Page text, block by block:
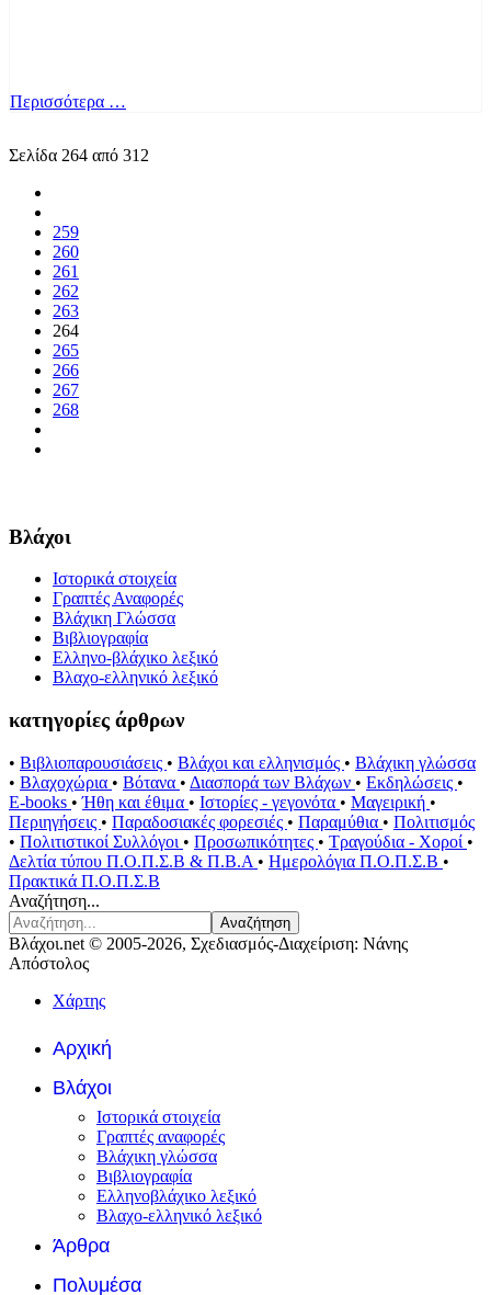
Περισσότερα …
Σελίδα 264 από 312
259
260
261
262
263
264
265
266
267
268
Βλάχοι
Ιστορικά στοιχεία
Γραπτές Αναφορές
Βλάχικη Γλώσσα
Βιβλιογραφία
Ελληνο-βλάχικο λεξικό
Βλαχο-ελληνικό λεξικό
κατηγορίες άρθρων
• Βιβλιοπαρουσιάσεις • Βλάχοι και ελληνισμός • Βλάχικη γλώσσα
• Βλαχοχώρια • Βότανα • Διασπορά των Βλάχων • Εκδηλώσεις •
E-books •Ήθη και έθιμα • Ιστορίες - γεγονότα • Μαγειρική •
Περιηγήσεις • Παραδοσιακές φορεσιές • Παραμύθια • Πολιτισμός
• Πολιτιστικοί Συλλόγοι • Προσωπικότητες • Τραγούδια - Χοροί •
Δελτία τύπου Π.Ο.Π.Σ.Β & Π.Β.Α • Ημερολόγια Π.Ο.Π.Σ.Β •
Πρακτικά Π.Ο.Π.Σ.Β
Αναζήτηση...
Αναζήτηση
Βλάχοι.net © 2005-2026, Σχεδιασμός-Διαχείριση: Νάνης
Απόστολος
Χάρτης
Αρχική
Βλάχοι
Ιστορικά στοιχεία
Γραπτές αναφορές
Βλάχικη γλώσσα
Βιβλιογραφία
Ελληνοβλάχικο λεξικό
Βλαχο-ελληνικό λεξικό
Άρθρα
Πολυμέσα